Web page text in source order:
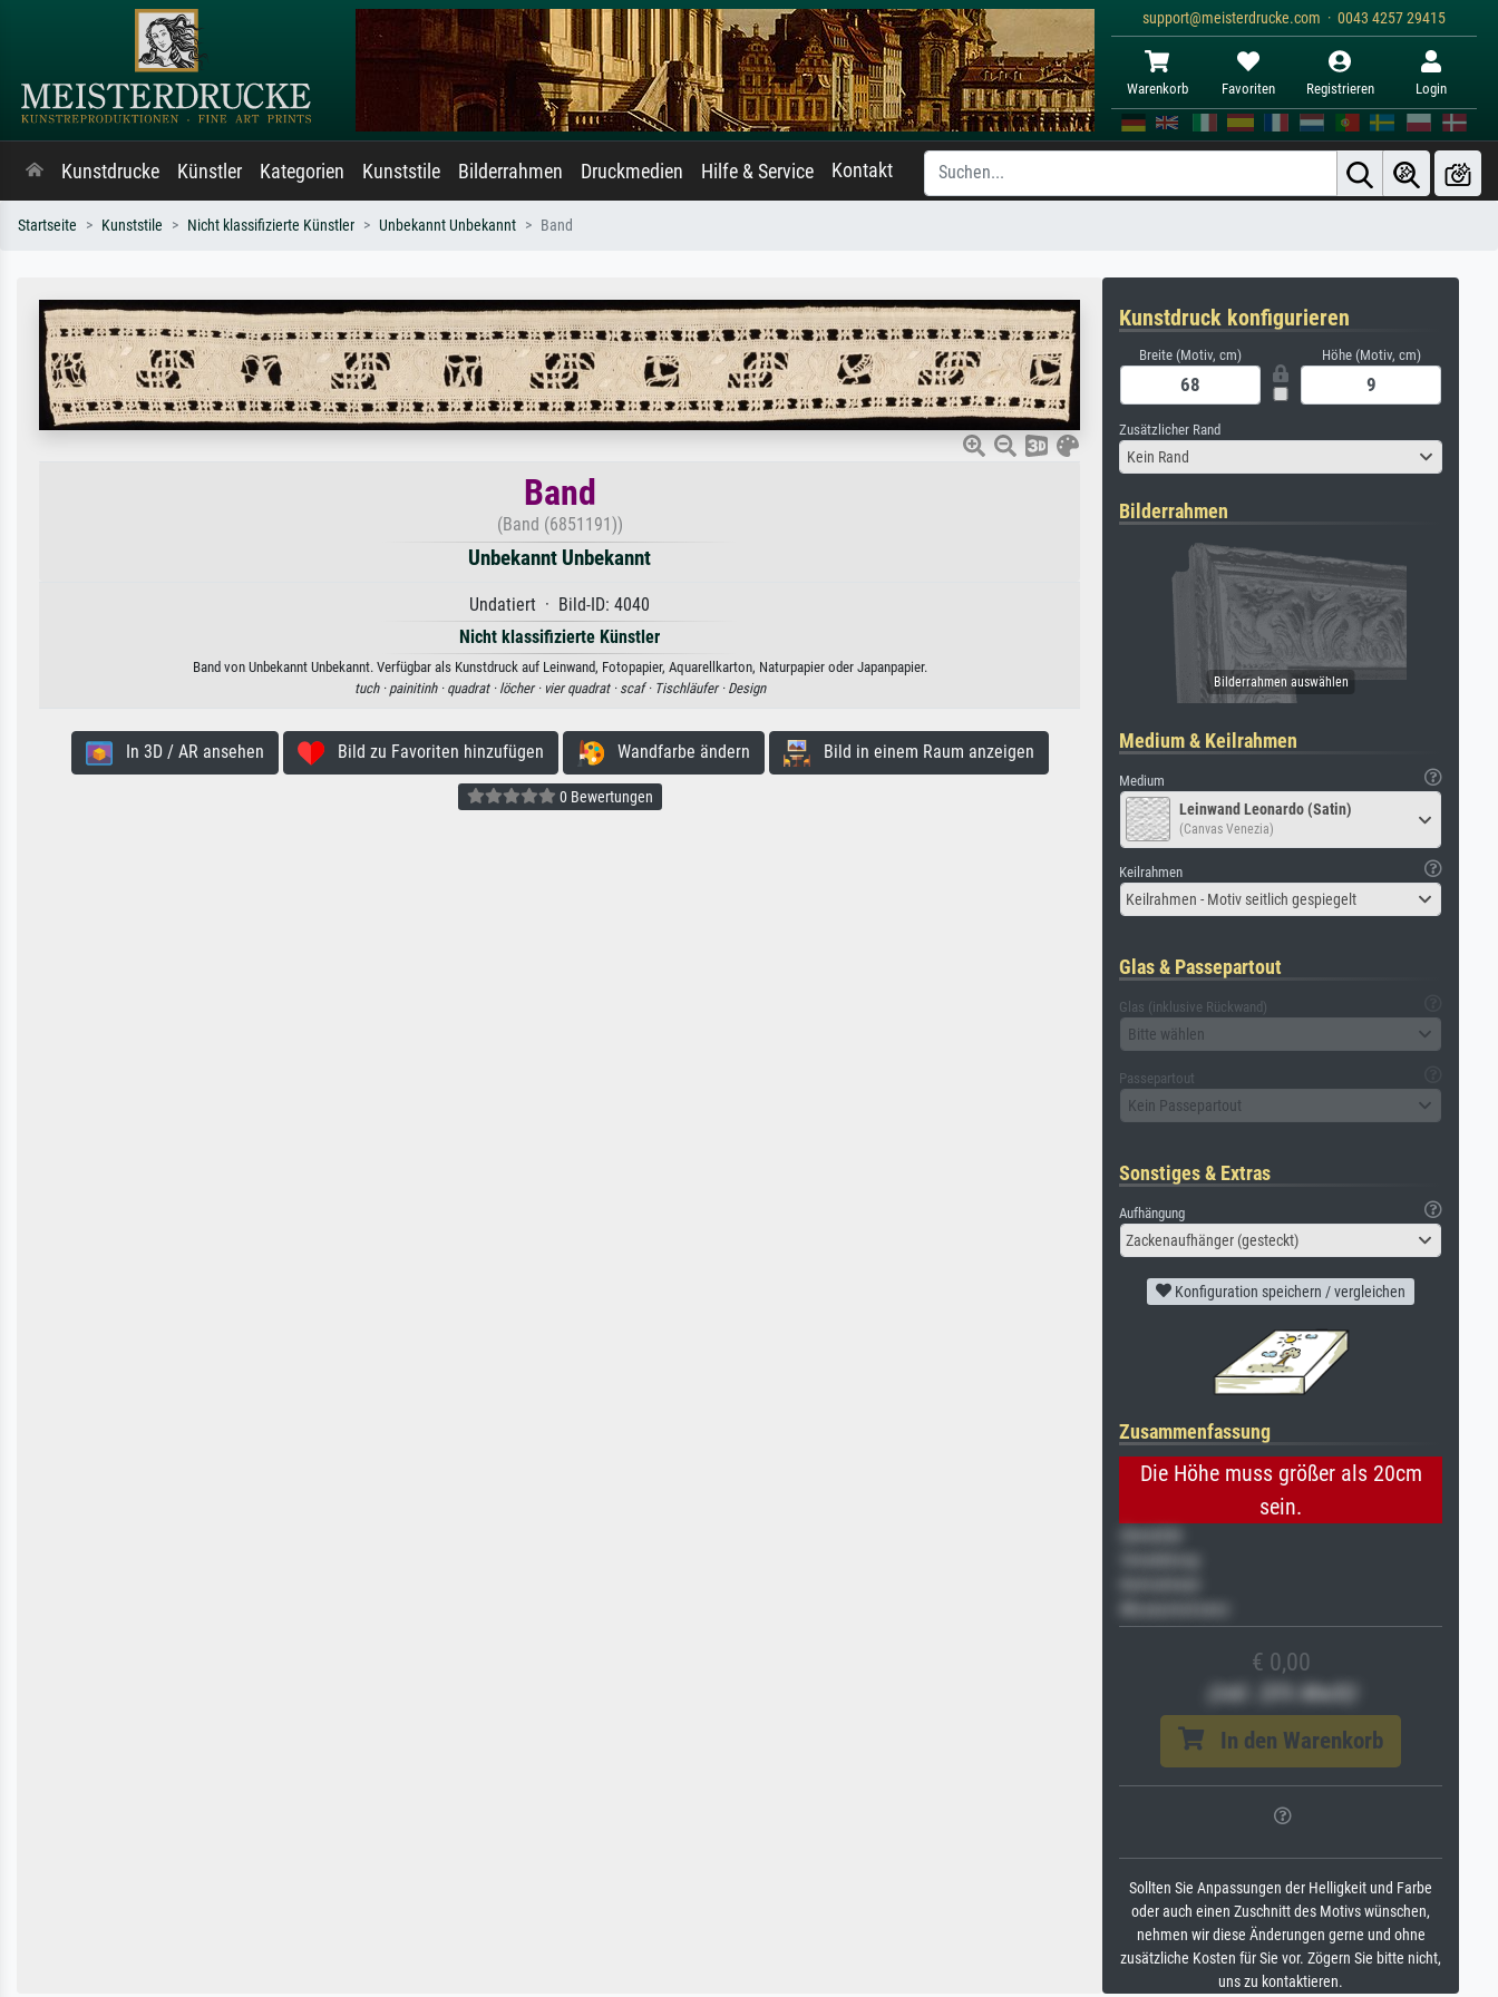
support@meisterdrucke.com · 0043 4257 29415
Warenkorb Favoriten Registrieren Login
Kunstdrucke Künstler Kategorien Kunststile Bilderrahmen Druckmedien Hilfe & Service Kontakt
Startseite Kunststile Nicht klassifizierte Künstler Unbekannt Unbekannt Band
Band
(Band (6851191))
Unbekannt Unbekannt
Undatiert · Bild-ID: 4040
Nicht klassifizierte Künstler
Band von Unbekannt Unbekannt. Verfügbar als Kunstdruck auf Leinwand, Fotopapier, Aquarellkarton, Naturpapier oder Japanpapier.
tuch · painitinh · quadrat · löcher · vier quadrat · scaf · Tischläufer · Design
In 3D / AR ansehen Bild zu Favoriten hinzufügen Wandfarbe ändern Bild in einem Raum anzeigen
0 Bewertungen
Kunstdruck konfigurieren
Breite (Motiv, cm) Höhe (Motiv, cm)
Zusätzlicher Rand
Kein Rand
Bilderrahmen
Medium & Keilrahmen
Medium
Leinwand Leonardo (Satin)
(Canvas Venezia)
Keilrahmen
Keilrahmen - Motiv seitlich gespiegelt
Glas & Passepartout
Glas (inklusive Rückwand)
Bitte wählen
Passepartout
Kein Passepartout
Sonstiges & Extras
Aufhängung
Zackenaufhänger (gesteckt)
Konfiguration speichern / vergleichen
Zusammenfassung
Die Höhe muss größer als 20cm
sein.
Veredelung
Museumslizenz
€ 0,00
(inkl. 20% MwSt)
In den Warenkorb
Sollten Sie Anpassungen der Helligkeit und Farbe
oder auch einen Zuschnitt des Motivs wünschen,
nehmen wir diese Änderungen gerne und ohne
zusätzliche Kosten für Sie vor. Zögern Sie bitte nicht,
uns zu kontaktieren.